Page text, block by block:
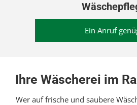
Ein Anruf
Ihre Wäscherei im
Wer auf frische und saubere